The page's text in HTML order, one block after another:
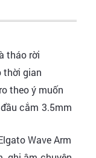
tháo rời
thời gian
theo ý muốn
cắm 3.5mm
Wave Arm